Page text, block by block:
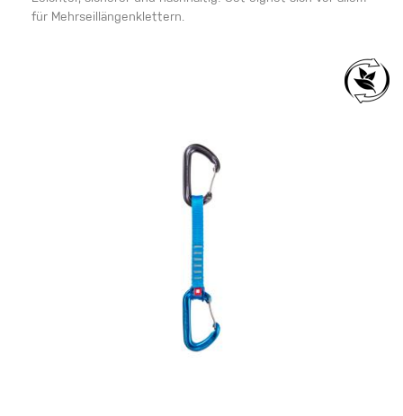
für Mehrseillängenklettern.